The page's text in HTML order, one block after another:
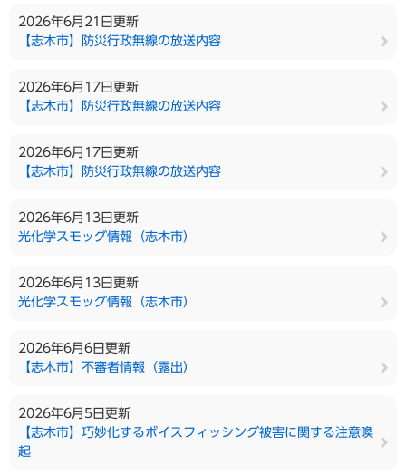
2026年6月21日更新
【志木市】防災行政無線の放送内容
2026年6月17日更新
【志木市】防災行政無線の放送内容
2026年6月17日更新
【志木市】防災行政無線の放送内容
2026年6月13日更新
光化学スモッグ情報（志木市）
2026年6月13日更新
光化学スモッグ情報（志木市）
2026年6月6日更新
【志木市】不審者情報（露出）
2026年6月5日更新
【志木市】巧妙化するボイスフィッシング被害に関する注意喚
起